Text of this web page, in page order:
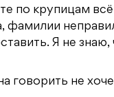
по крупицам
фамилии
Я не знаю,
говорить не